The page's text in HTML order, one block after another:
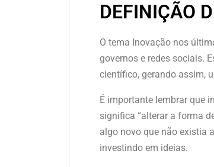
DEFINIÇÃO
O tema Inovação nos
governos e redes sociais.
científico, gerando assim,
É importante lembrar que
significa “alterar a forma
algo novo que não existia
investindo em ideias.